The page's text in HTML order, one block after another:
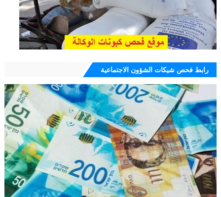
رابط فحص شيكات الشؤون الاجتماعية